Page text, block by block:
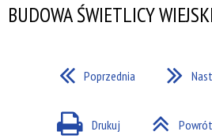
BUDOWA ŚWIETLICY
Poprzednia
Drukuj Powrót